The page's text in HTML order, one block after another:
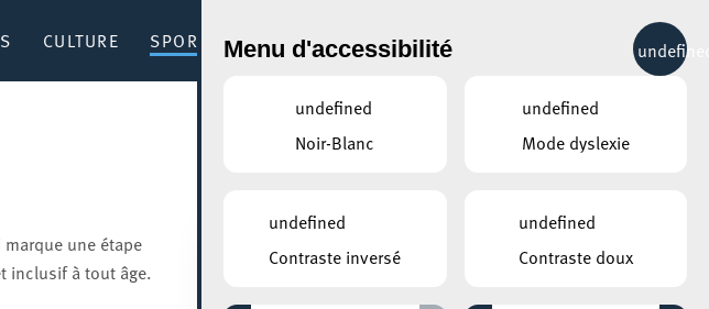
CULTURE SPORT & RÉCRÉATION MOBILITÉ
une étape
inclusif à tout âge.
11°C
Menu d'accessibilité
undefined
Noir-Blanc
undefined
Mode dyslexie
undefined
Contraste inversé
undefined
Contraste doux